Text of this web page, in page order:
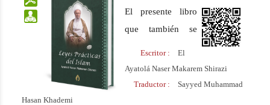
Este libro se ha
traducido al
El presente libro
que también se
“Risala ‘Amaliya”,
contiene las fatwas
Escritor :
El
Ayatolá Naser Makarem Shirazi
Traductor :
Sayyed Muhammad
Hasan Khademi